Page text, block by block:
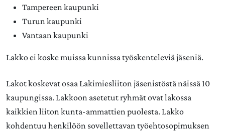
Tampereen kaupunki
Turun kaupunki
Vantaan kaupunki
Lakko ei koske muissa kunnissa työskenteleviä jäseniä.
Lakot koskevat osaa Lakimiesliiton jäsenistöstä näissä 10
kaupungissa. Lakkoon asetetut ryhmät ovat lakossa
kaikkien liiton kunta-ammattien puolesta. Lakko
kohdentuu henkilöön sovellettavan työehtosopimuksen